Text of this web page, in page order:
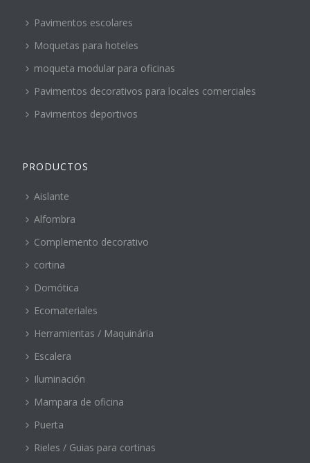
Pavimentos escolares
Moquetas para hoteles
moqueta modular para oficinas
Pavimentos decorativos para locales comerciales
Pavimentos deportivos
PRODUCTOS
Aislante
Alfombra
Complemento decorativo
cortina
Domótica
Ecomateriales
Herramientas / Maquinária
Escalera
Iluminación
Mampara de oficina
Puerta
Rieles / Guias para cortinas